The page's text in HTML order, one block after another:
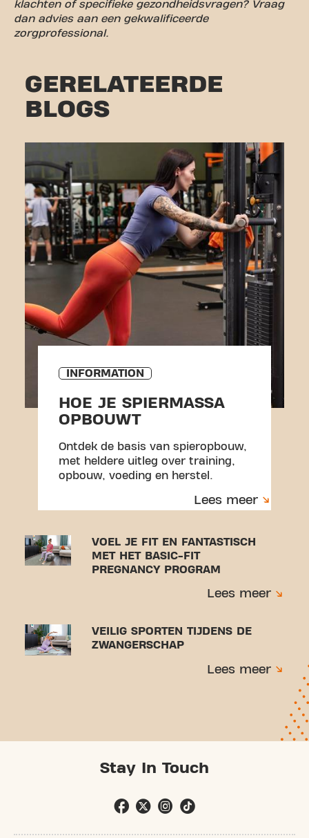
klachten of specifieke gezondheidsvragen? Vraag
dan advies aan een gekwalificeerde
zorgprofessional.
GERELATEERDE
BLOGS
INFORMATION
HOE JE SPIERMASSA
OPBOUWT
Ontdek de basis van spieropbouw,
met heldere uitleg over training,
opbouw, voeding en herstel.
Lees meer
VOEL JE FIT EN FANTASTISCH
MET HET BASIC-FIT
PREGNANCY PROGRAM
Lees meer
VEILIG SPORTEN TIJDENS DE
ZWANGERSCHAP
Lees meer
Stay In Touch